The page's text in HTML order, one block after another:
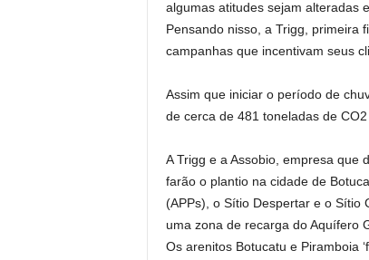
algumas atitudes sejam alteradas
Pensando nisso, a Trigg, primeira
campanhas que incentivam seus
Assim que iniciar o período de
de cerca de 481 toneladas de
A Trigg e a Assobio, empresa que
farão o plantio na cidade de
(APPs), o Sítio Despertar e o Sítio
uma zona de recarga do Aquífero
Os arenitos Botucatu e Piramboia